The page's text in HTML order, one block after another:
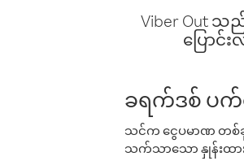
Viber Out
ပြောင်
ခရက်ဒစ် ပက်က
သင်က ငွေပမာဏ တစ်
သက်သာသော နှုန်းထား